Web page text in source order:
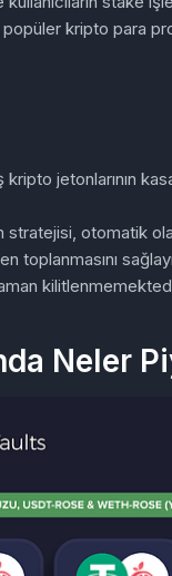
kripto para
jetonlarının
stratejisi, otomatik
Neler